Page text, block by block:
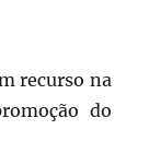
recurso na
do